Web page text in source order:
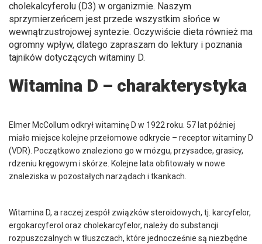
cholekalcyferolu (D3) w organizmie. Naszym
sprzymierzeńcem jest przede wszystkim słońce w
wewnątrzustrojowej syntezie. Oczywiście dieta również ma
ogromny wpływ, dlatego zapraszam do lektury i poznania
tajników dotyczących witaminy D.
Witamina D – charakterystyka
Elmer McCollum odkrył witaminę D w 1922 roku. 57 lat później
miało miejsce kolejne przełomowe odkrycie – receptor witaminy D
(VDR). Początkowo znaleziono go w mózgu, przysadce, grasicy,
rdzeniu kręgowym i skórze. Kolejne lata obfitowały w nowe
znaleziska w pozostałych narządach i tkankach.
Witamina D, a raczej zespół związków steroidowych, tj. karcyfelor,
ergokarcyferol oraz cholekarcyfelor, należy do substancji
rozpuszczalnych w tłuszczach, które jednocześnie są niezbędne